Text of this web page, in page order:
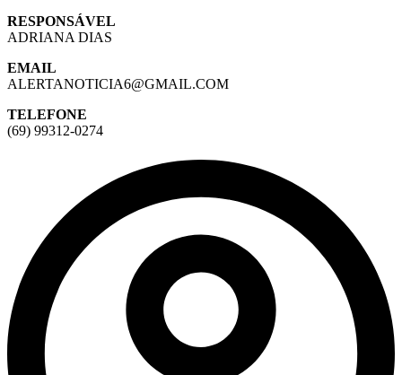
RESPONSÁVEL
ADRIANA DIAS
EMAIL
ALERTANOTICIA6@GMAIL.COM
TELEFONE
(69) 99312-0274